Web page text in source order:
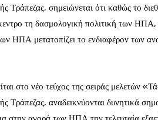
Τράπεζας, σημειώνεται ότι καθώς το
τη δασμολογική πολιτική των
ΗΠΑ μετατοπίζει το ενδιαφέρον των
στο νέο τεύχος της σειράς μελετών
Τράπεζας, αναδεικνύονται δυνητικά